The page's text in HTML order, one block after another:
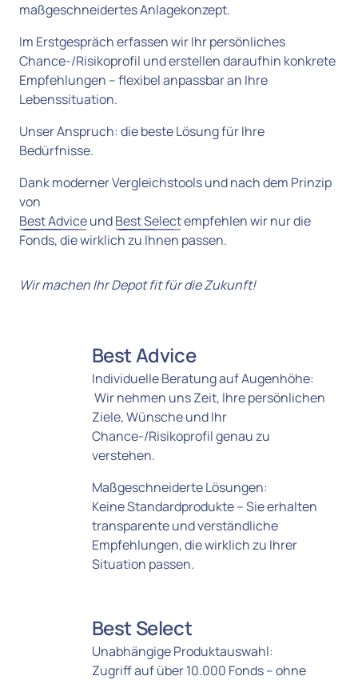
maßgeschneidertes Anlagekonzept.
Im Erstgespräch erfassen wir Ihr persönliches
Chance-/Risikoprofil und erstellen daraufhin konkrete
Empfehlungen – flexibel anpassbar an Ihre
Lebenssituation.
Unser Anspruch: die beste Lösung für Ihre
Bedürfnisse.
Dank moderner Vergleichstools und nach dem Prinzip
Best Advice und Best Select empfehlen wir nur die
Fonds, die wirklich zu Ihnen passen.
Wir machen Ihr Depot fit für die Zukunft!
Best Advice
Individuelle Beratung auf Augenhöhe:
Ziele, Wünsche und Ihr
Chance-/Risikoprofil genau zu
verstehen.
Maßgeschneiderte Lösungen:
Keine Standardprodukte – Sie erhalten
transparente und verständliche
Empfehlungen, die wirklich zu Ihrer
Situation passen.
Best Select
Unabhängige Produktauswahl:
Zugriff auf über 10.000 Fonds – ohne